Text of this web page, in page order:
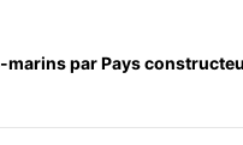
marins par Pays